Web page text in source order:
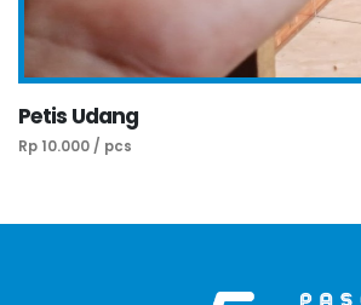
Petis Udang
Rp 10.000 / pcs